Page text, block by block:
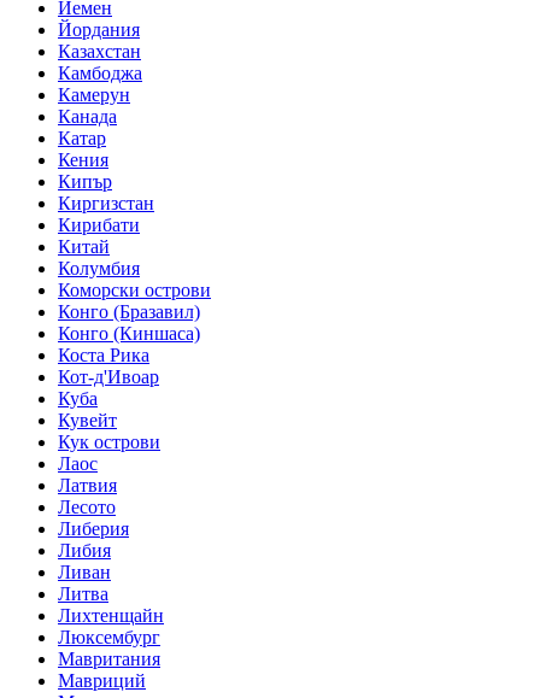
Йемен
Йордания
Казахстан
Камбоджа
Камерун
Канада
Катар
Кения
Кипър
Киргизстан
Кирибати
Китай
Колумбия
Коморски острови
Конго (Бразавил)
Конго (Киншаса)
Коста Рика
Кот-д'Ивоар
Куба
Кувейт
Кук острови
Лаос
Латвия
Лесото
Либерия
Либия
Ливан
Литва
Лихтенщайн
Люксембург
Мавритания
Мавриций